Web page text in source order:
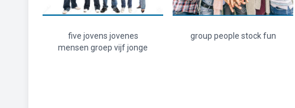
five jovens jovenes
mensen groep vijf jonge
group people stock fun